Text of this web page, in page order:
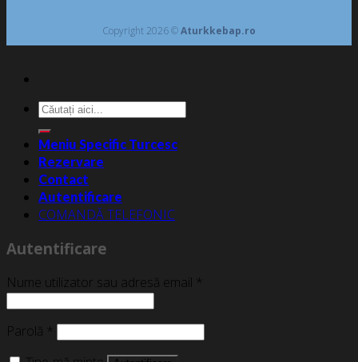
Copyright 2026 ©Aturkkebap.ro
Caută
după:
Meniu Specific Turcesc
Rezervare
Contact
Autentificare
COMANDĂ TELEFONIC
Autentificare
Nume utilizator sau adresă email *
Parolă *